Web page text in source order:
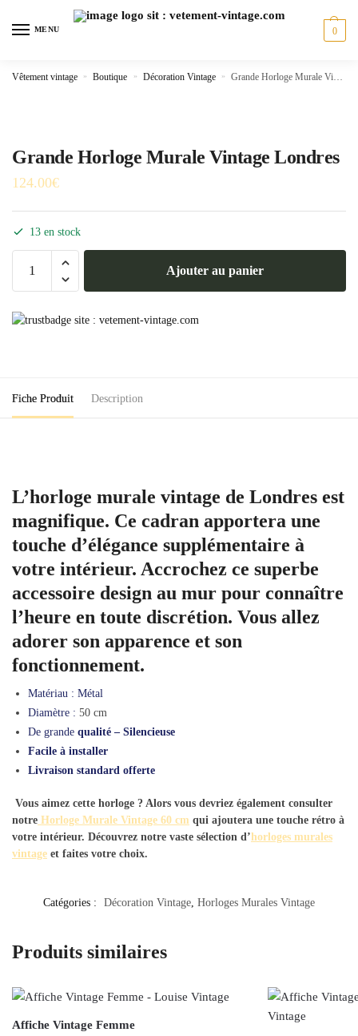
MENU 0
Vêtement vintage » Boutique » Décoration Vintage » Grande Horloge Murale Vintage Londres
Grande Horloge Murale Vintage Londres
124.00€
13 en stock
Horloge
Ajouter au panier
Fiche Produit Description
L’horloge murale vintage de Londres est
magnifique. Ce cadran apportera une
touche d’élégance supplémentaire à
votre intérieur. Accrochez ce superbe
accessoire design au mur pour connaître
l’heure en toute discrétion. Vous allez
adorer son apparence et son
fonctionnement.
Matériau : Métal
Diamètre : 50 cm
De grande qualité – Silencieuse
Facile à installer
Livraison standard offerte
Vous aimez cette horloge ? Alors vous devriez également consulter
notre Horloge Murale Vintage 60 cm qui ajoutera une touche rétro à
votre intérieur. Découvrez notre vaste sélection d’horloges murales
vintage et faites votre choix.
Catégories : Décoration Vintage Horloges Murales Vintage
Produits similaires
Affiche Vintage Femme